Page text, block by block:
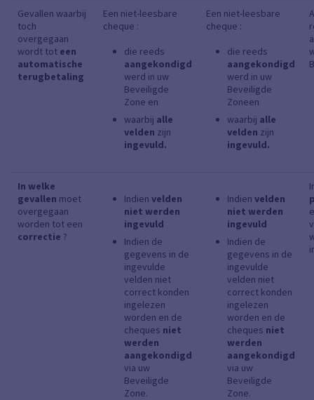
Gevallen waarbij
toch
overgegaan
wordt tot een
automatische
terugbetaling
Een niet-leesbare
cheque :
die reeds
aangekondigd
werd in uw
Beveiligde
Zone en
waarbij alle
velden zijn
ingevuld.
Een niet-leesbare
cheque :
die reeds
aangekondigd
werd in uw
Beveiligde
Zoneen
waarbij alle
velden zijn
ingevuld.
In welke
gevallen moet
overgegaan
worden tot een
correctie ?
Indien velden
niet werden
ingevuld
Indien de
gegevens in de
ingevulde
velden niet
correct konden
ingelezen
worden en de
cheques niet
werden
aangekondigd
via uw
Beveiligde
Zone.
Indien velden
niet werden
ingevuld
Indien de
gegevens in de
ingevulde
velden niet
correct konden
ingelezen
worden en de
cheques niet
werden
aangekondigd
via uw
Beveiligde
Zone.